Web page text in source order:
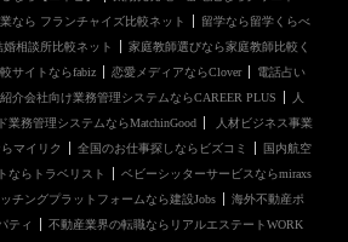
なら フランチャイズ比較ネット
留学なら留学くらべ
相談所比較ネット
家庭教師選びなら家庭教師比較く
サイトならfabiz 恋愛メディアならClover
電話占い
介会社向け業務管理システムならCAREER PLUS
人
業務管理システムならMatchinGood
人材ビジネス事業
マイリク
全国のお仕事探しならビズコミ
国内航空
ならトラベリスト
ベビーシッターサービスならmiraxs
チングプラットフォームなら建設Jobs
海外不動産ポ
ティ
不動産業界の転職ならリアルエステートWORK